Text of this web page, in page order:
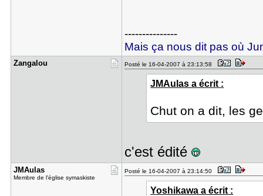
---------------
Mais ça nous dit pas où
Zangalou Posté le 16-04-2007 à 23:13:58
JMAulas a écrit :
Chut on a dit, les
c'est édité
JMAulas
Membre de l'église symaskiste
Posté le 16-04-2007 à 23:14:50
Yoshikawa a écrit :